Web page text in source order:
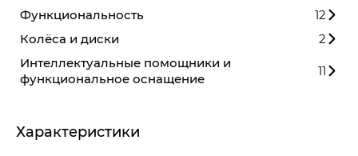
Функциональность
12
Колёса и диски
2
Интеллектуальные помощники и
функциональное оснащение
11
Характеристики